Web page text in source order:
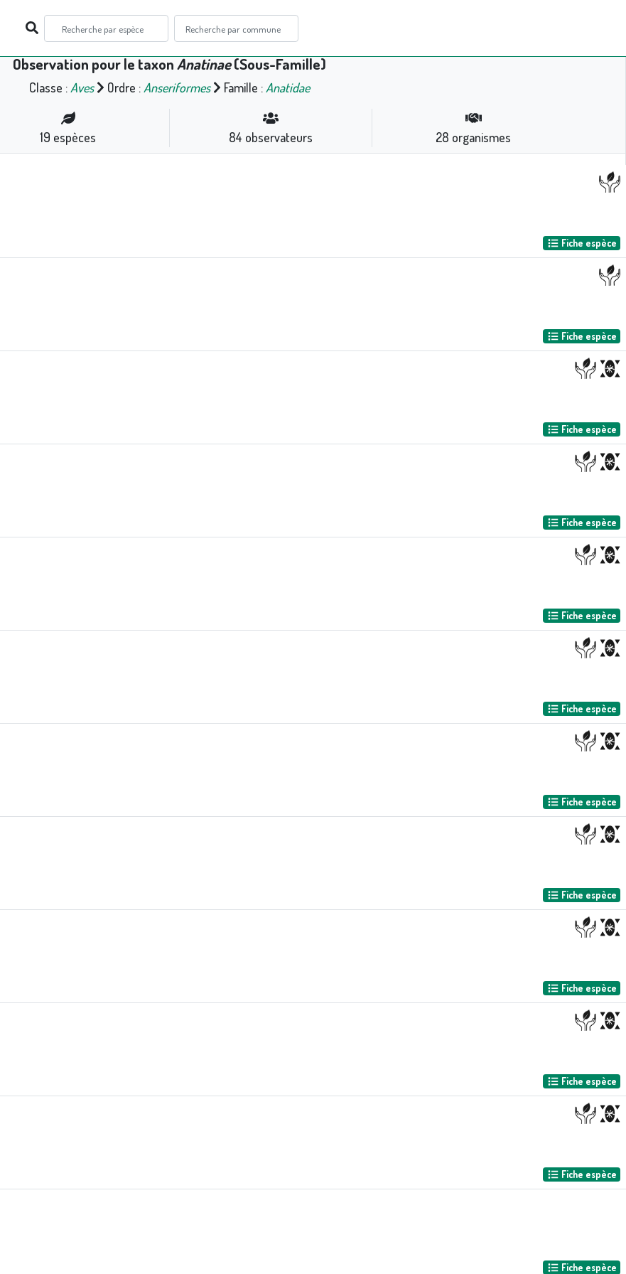
Observation pour le taxonAnatinae(Sous-Famille)
Classe :Aves Ordre :Anseriformes Famille :Anatidae
19 espèces 84 observateurs 28 organismes
Fiche espèce
Fiche espèce
Fiche espèce
Fiche espèce
Fiche espèce
Fiche espèce
Fiche espèce
Fiche espèce
Fiche espèce
Fiche espèce
Fiche espèce
Fiche espèce